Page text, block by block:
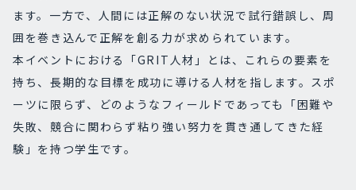
ます。一方で、人間には正解のない状況で試行錯誤し、周
囲を巻き込んで正解を創る力が求められています。
本イベントにおける「GRIT人材」とは、これらの要素を
持ち、長期的な目標を成功に導ける人材を指します。スポ
ーツに限らず、どのようなフィールドであっても「困難や
失敗、競合に関わらず粘り強い努力を貫き通してきた経
験」を持つ学生です。